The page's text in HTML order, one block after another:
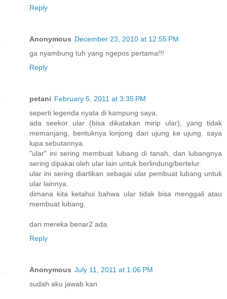
Reply
Anonymous December 23, 2010 at 12:55 PM
ga nyambung tuh yang ngepos pertama!!!
Reply
petani February 5, 2011 at 3:35 PM
seperti legenda nyata di kampung saya,
ada seekor ular (bisa dikatakan mirip ular), yang tidak
memanjang, bentuknya lonjong dari ujung ke ujung. saya
lupa sebutannya.
"ular" ini sering membuat lubang di tanah, dan lubangnya
sering dipakai oleh ular lain untuk berlindung/bertelur.
ular ini sering diartikan sebagai ular pembuat lubang untuk
ular lainnya.
dimana kita ketahui bahwa ular tidak bisa menggali atau
membuat lubang.
dan mereka benar2 ada.
Reply
Anonymous July 11, 2011 at 1:06 PM
sudah aku jawab kan